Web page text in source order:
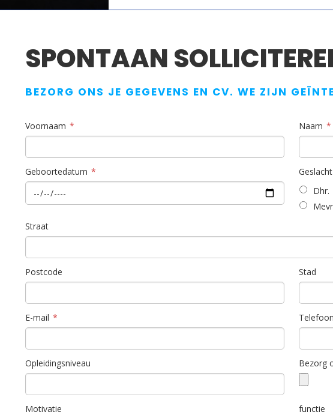
SPONTAAN
BEZORG ONS JE GEGEVENS EN CV. WE ZIJN
Voornaam Naam
Geboortedatum
Geslacht
Dhr.
Straat
Postcode Stad
E-mail
Opleidingsniveau
Telefoon
Bezorg
Motivatie functie